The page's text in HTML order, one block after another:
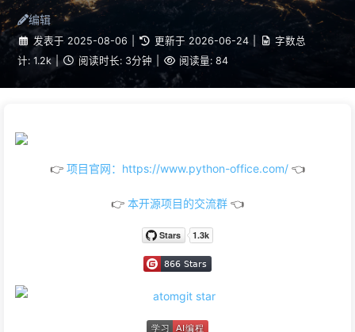
编辑
发表于 2025-08-06 更新于 2026-06-24
字数总
计: 1.2k | 阅读时长: 3分钟 阅读量: 84
👉 项目官网：https://www.python-office.com/ 👈
👉 本开源项目的交流群 👈